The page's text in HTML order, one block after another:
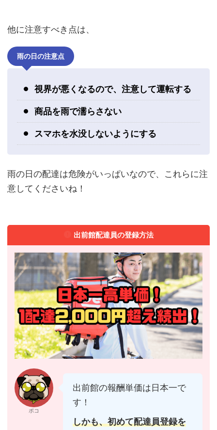
他に注意すべき点は、
雨の日の注意点
視界が悪くなるので、注意して運転する
商品を雨で濡らさない
スマホを水没しないようにする
雨の日の配達は危険がいっぱいなので、これらに注
意してくださいね！
出前館配達員の登録方法
ポコ
出前館の報酬単価は日本一で
す！
しかも、初めて配達員登録を